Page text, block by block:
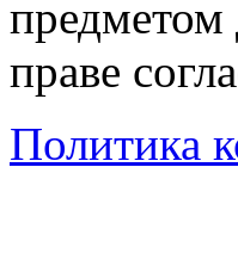
предметом
праве
Политика